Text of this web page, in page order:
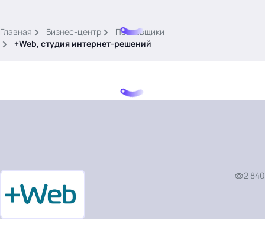
картина дня
темы
новости
Главная Бизнес-центр
Поставщики
+Web, студия интернет-решений
2 840